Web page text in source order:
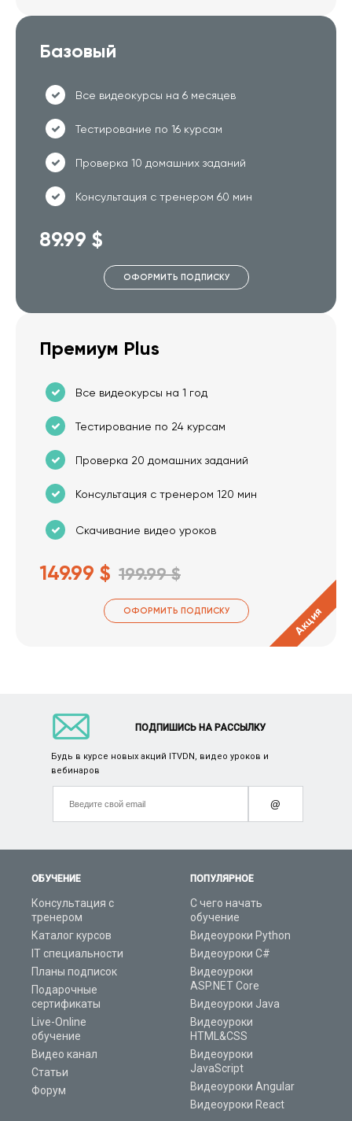
Базовый
Все видеокурсы на 6 месяцев
Тестирование по 16 курсам
Проверка 10 домашних заданий
Консультация с тренером 60 мин
89.99 $
ОФОРМИТЬ ПОДПИСКУ
Премиум Plus
Все видеокурсы на 1 год
Тестирование по 24 курсам
Проверка 20 домашних заданий
Консультация с тренером 120 мин
Скачивание видео уроков
149.99 $ 199.99 $
ОФОРМИТЬ ПОДПИСКУ Акция
ОБУЧЕНИЕ
Консультация с
тренером
Каталог курсов
IT специальности
Планы подписок
Подарочные
сертификаты
Live-Online
обучение
Видео канал
Статьи
Форум
ПОПУЛЯРНОЕ
С чего начать
обучение
Видеоуроки Python
Видеоуроки C#
Видеоуроки
ASP.NET Core
Видеоуроки Java
Видеоуроки
HTML&CSS
Видеоуроки
JavaScript
Видеоуроки Angular
Видеоуроки React
ПОДПИШИСЬ НА РАССЫЛКУ
Будь в курсе новых акций ITVDN, видео уроков и
вебинаров
@